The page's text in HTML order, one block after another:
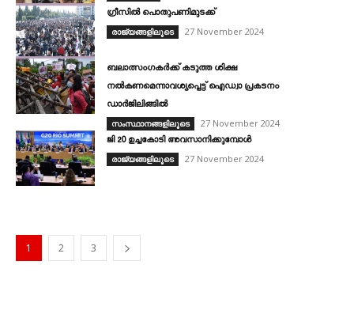
ഗ്രീസിൽ പൊതുപണിമുടക്ക്‌
രാജ്യങ്ങളിലൂടെ
27 November 2024
ബലാത്സംഗകർക്ക്‌ കടുത്ത ശിക്ഷ
നൽകണമെന്നാവശ്യപ്പെട്ട്‌ ഐഡ്വാ പ്രകടനം
ഡാർജിലിങ്ങിൽ
സംസ്ഥാനങ്ങളിലൂടെ
27 November 2024
ജി 20 ഉച്ചകോടി അവസാനിക്കുമ്പോൾ
രാജ്യങ്ങളിലൂടെ
27 November 2024
1 2 3